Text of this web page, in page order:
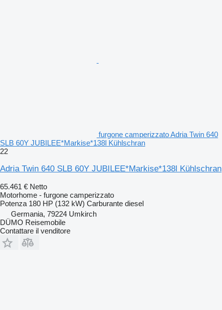
furgone camperizzato Adria Twin 640
SLB 60Y JUBILEE*Markise*138l Kühlschran
22
Adria Twin 640 SLB 60Y JUBILEE*Markise*138l Kühlschran
65.461 € Netto
Motorhome - furgone camperizzato
Potenza 180 HP (132 kW) Carburante diesel
Germania, 79224 Umkirch
DÜMO Reisemobile
Contattare il venditore